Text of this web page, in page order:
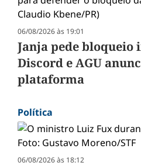
06/08/2026 às 19:01
Janja pede bloqueio
Discord e AGU
plataforma
Política
06/08/2026 às 18:12